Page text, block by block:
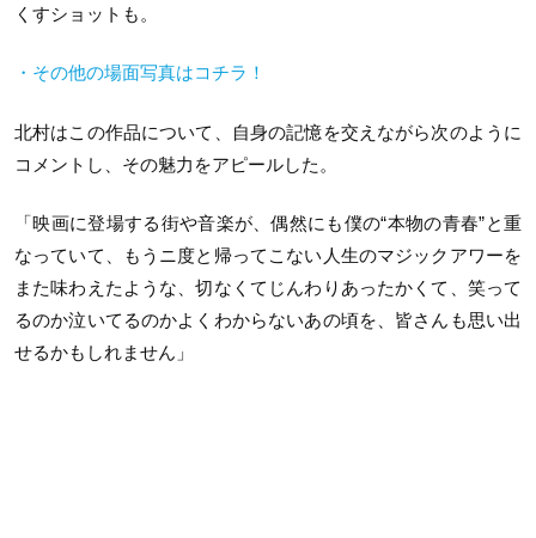
くすショットも。
・その他の場面写真はコチラ！
北村はこの作品について、自身の記憶を交えながら次のように
コメントし、その魅力をアピールした。
「映画に登場する街や音楽が、偶然にも僕の“本物の青春”と重
なっていて、もうニ度と帰ってこない人生のマジックアワーを
また味わえたような、切なくてじんわりあったかくて、笑って
るのか泣いてるのかよくわからないあの頃を、皆さんも思い出
せるかもしれません」